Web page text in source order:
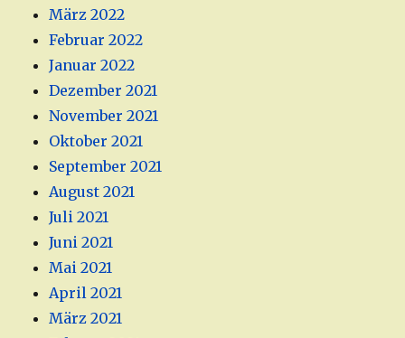
März 2022
Februar 2022
Januar 2022
Dezember 2021
November 2021
Oktober 2021
September 2021
August 2021
Juli 2021
Juni 2021
Mai 2021
April 2021
März 2021